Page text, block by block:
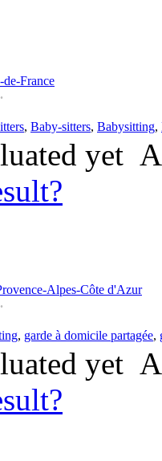
de-France
, Baby-sitters, Babysitting,
yet
Alpes-Côte d'Azur
, garde à domicile partagée,
yet